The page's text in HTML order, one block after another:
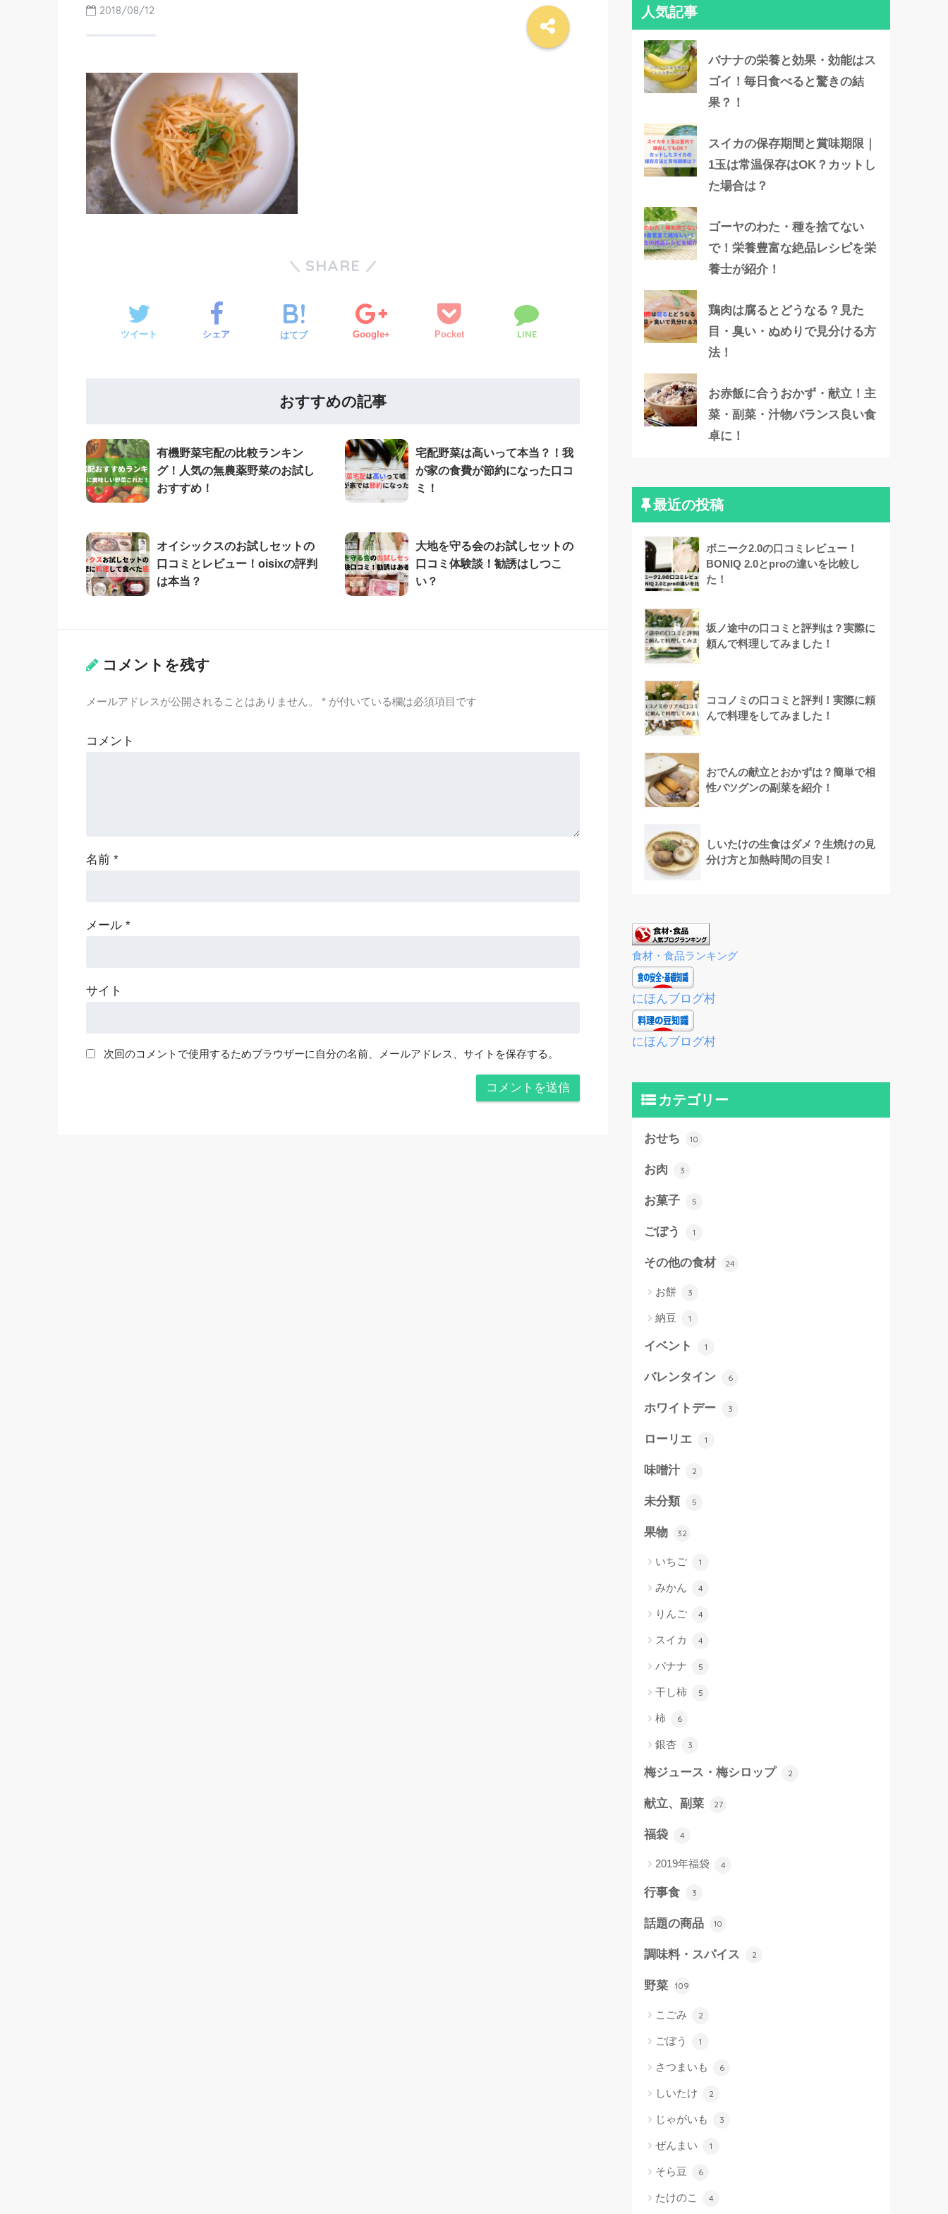
2018/08/12
SHARE
ツイート シェア はてブ Google+ Pocket LINE
おすすめの記事
有機野菜宅配の比較ランキン
グ！人気の無農薬野菜のお試し
おすすめ！
宅配野菜は高いって本当？！我
が家の食費が節約になった口コ
ミ！
オイシックスのお試しセットの
口コミとレビュー！oisixの評判
は本当？
大地を守る会のお試しセットの
口コミ体験談！勧誘はしつこ
い？
コメントを残す
メールアドレスが公開されることはありません。 * が付いている欄は必須項目です
コメント
名前 *
メール *
サイト
次回のコメントで使用するためブラウザーに自分の名前、メールアドレス、サイトを保存する。
人気記事
バナナの栄養と効果・効能はス
ゴイ！毎日食べると驚きの結
果？！
スイカの保存期間と賞味期限｜
1玉は常温保存はOK？カットし
た場合は？
ゴーヤのわた・種を捨てない
で！栄養豊富な絶品レシピを栄
養士が紹介！
鶏肉は腐るとどうなる？見た
目・臭い・ぬめりで見分ける方
法！
お赤飯に合うおかず・献立！主
菜・副菜・汁物バランス良い食
卓に！
最近の投稿
ボニーク2.0の口コミレビュー！
BONIQ 2.0とproの違いを比較し
た！
坂ノ途中の口コミと評判は？実際に
頼んで料理してみました！
ココノミの口コミと評判！実際に頼
んで料理をしてみました！
おでんの献立とおかずは？簡単で相
性バツグンの副菜を紹介！
しいたけの生食はダメ？生焼けの見
分け方と加熱時間の目安！
食材・食品ランキング
にほんブログ村
にほんブログ村
カテゴリー
おせち 10
お肉 3
お菓子 5
ごぼう 1
その他の食材 24
お餅 3
納豆 1
イベント 1
バレンタイン 6
ホワイトデー 3
ローリエ 1
味噌汁 2
未分類 5
果物 32
いちご 1
みかん 4
りんご 4
スイカ 4
バナナ 5
干し柿 5
柿 6
銀杏 3
梅ジュース・梅シロップ 2
献立、副菜 27
福袋 4
2019年福袋 4
行事食 3
話題の商品 10
調味料・スパイス 2
野菜 109
こごみ 2
ごぼう 1
さつまいも 6
しいたけ 2
じゃがいも 3
ぜんまい 1
そら豆 6
たけのこ 4